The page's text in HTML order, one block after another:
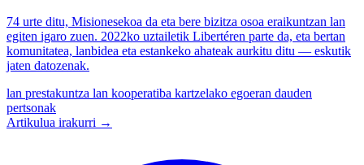
74 urte ditu, Misionesekoa da eta bere bizitza osoa eraikuntzan lan
egiten igaro zuen. 2022ko uztailetik Libertéren parte da, eta bertan
komunitatea, lanbidea eta estankeko ahateak aurkitu ditu — eskutik
jaten datozenak.
lan prestakuntza lan kooperatiba kartzelako egoeran dauden
pertsonak
Artikulua irakurri →